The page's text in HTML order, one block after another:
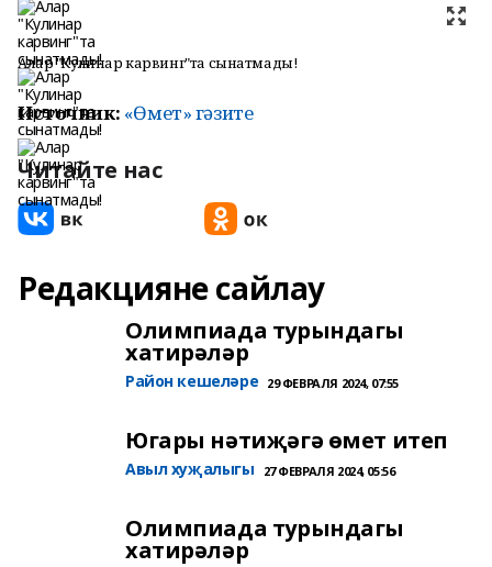
Алар "Кулинар карвинг"та сынатмады!
Источник: «Өмет» гәзите
Читайте нас
Редакцияне сайлау
Олимпиада турындагы
хатирәләр
Район кешеләре 29 ФЕВРАЛЯ 2024, 07:55
Югары нәтиҗәгә өмет итеп
Авыл хуҗалыгы 27 ФЕВРАЛЯ 2024, 05:56
Олимпиада турындагы
хатирәләр